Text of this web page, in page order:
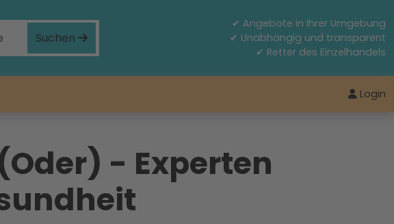
Suchen
✔ Angebote in Ihrer Umgebung
✔ Unabhängig und transparent
✔ Retter des Einzelhandels
Login
- Experten